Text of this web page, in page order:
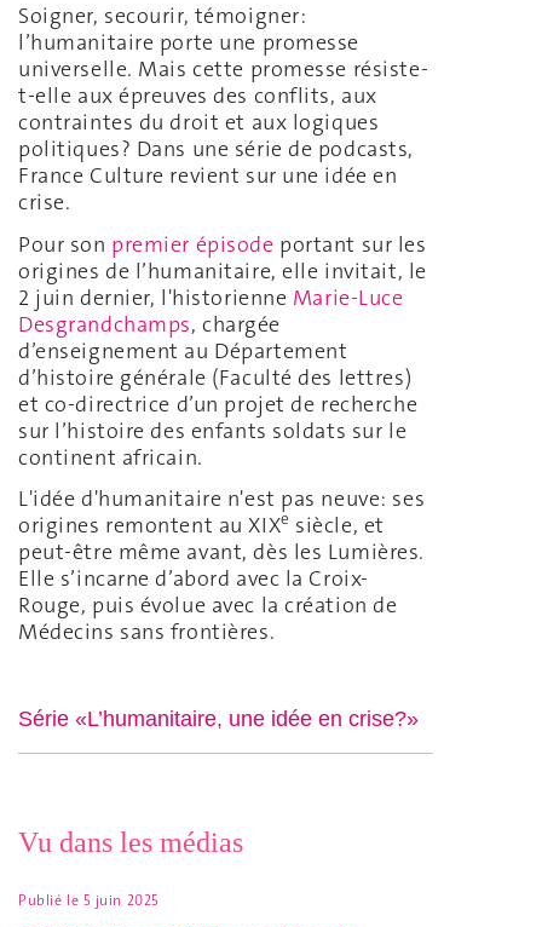
Soigner, secourir, témoigner:
l’humanitaire porte une promesse
universelle. Mais cette promesse résiste-
t-elle aux épreuves des conflits, aux
contraintes du droit et aux logiques
politiques? Dans une série de podcasts,
France Culture revient sur une idée en
crise.
Pour son premier épisode portant sur les
origines de l’humanitaire, elle invitait, le
2 juin dernier, l'historienne Marie-Luce
Desgrandchamps, chargée
d’enseignement au Département
d’histoire générale (Faculté des lettres)
et co-directrice d’un projet de recherche
sur l’histoire des enfants soldats sur le
continent africain.
L'idée d'humanitaire n'est pas neuve: ses
origines remontent au XIXe siècle, et
peut-être même avant, dès les Lumières.
Elle s’incarne d’abord avec la Croix-
Rouge, puis évolue avec la création de
Médecins sans frontières.
Série «L’humanitaire, une idée en crise?»
Vu dans les médias
Publié le 5 juin 2025